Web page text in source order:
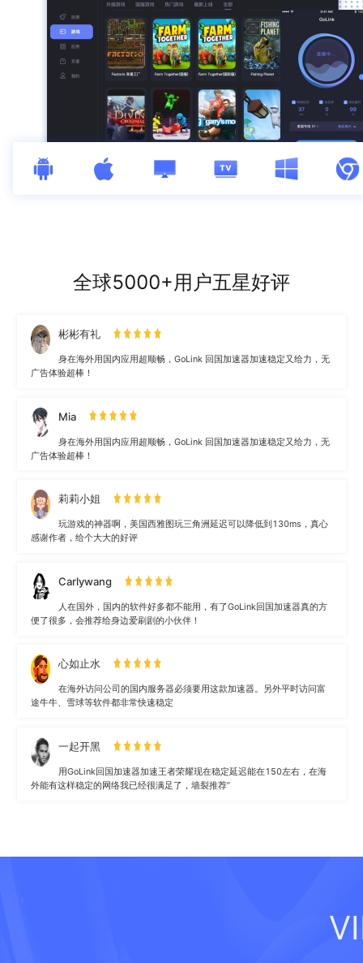
全球5000+用户五星好评
彬彬有礼
身在海外用国内应用超顺畅，GoLink 回国加速器加速稳定又给力，无
广告体验超棒！
Mia
身在海外用国内应用超顺畅，GoLink 回国加速器加速稳定又给力，无
广告体验超棒！
莉莉小姐
玩游戏的神器啊，美国西雅图玩三角洲延迟可以降低到130ms，真心
感谢作者，给个大大的好评
Carlywang
人在国外，国内的软件好多都不能用，有了GoLink回国加速器真的方
便了很多，会推荐给身边爱刷剧的小伙伴！
心如止水
在海外访问公司的国内服务器必须要用这款加速器。另外平时访问富
途牛牛、雪球等软件都非常快速稳定
一起开黑
用GoLink回国加速器加速王者荣耀现在稳定延迟能在150左右，在海
外能有这样稳定的网络我已经很满足了，墙裂推荐”